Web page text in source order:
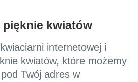
kwiatów
internetowej i
kwiatów, które możemy
Twój adres w